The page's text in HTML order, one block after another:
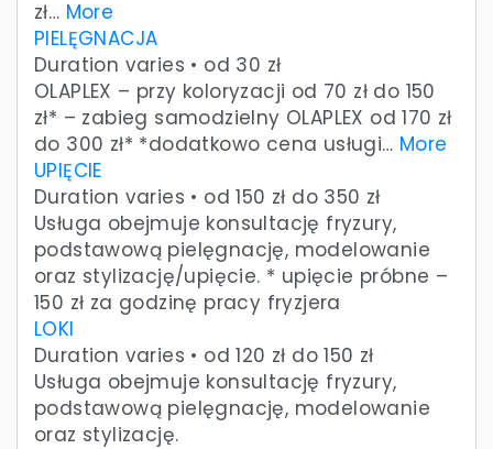
zł… More
PIELĘGNACJA
Duration varies • od 30 zł
OLAPLEX – przy koloryzacji od 70 zł do 150
zł* – zabieg samodzielny OLAPLEX od 170 zł
do 300 zł* *dodatkowo cena usługi… More
UPIĘCIE
Duration varies • od 150 zł do 350 zł
Usługa obejmuje konsultację fryzury,
podstawową pielęgnację, modelowanie
oraz stylizację/upięcie. * upięcie próbne –
150 zł za godzinę pracy fryzjera
LOKI
Duration varies • od 120 zł do 150 zł
Usługa obejmuje konsultację fryzury,
podstawową pielęgnację, modelowanie
oraz stylizację.